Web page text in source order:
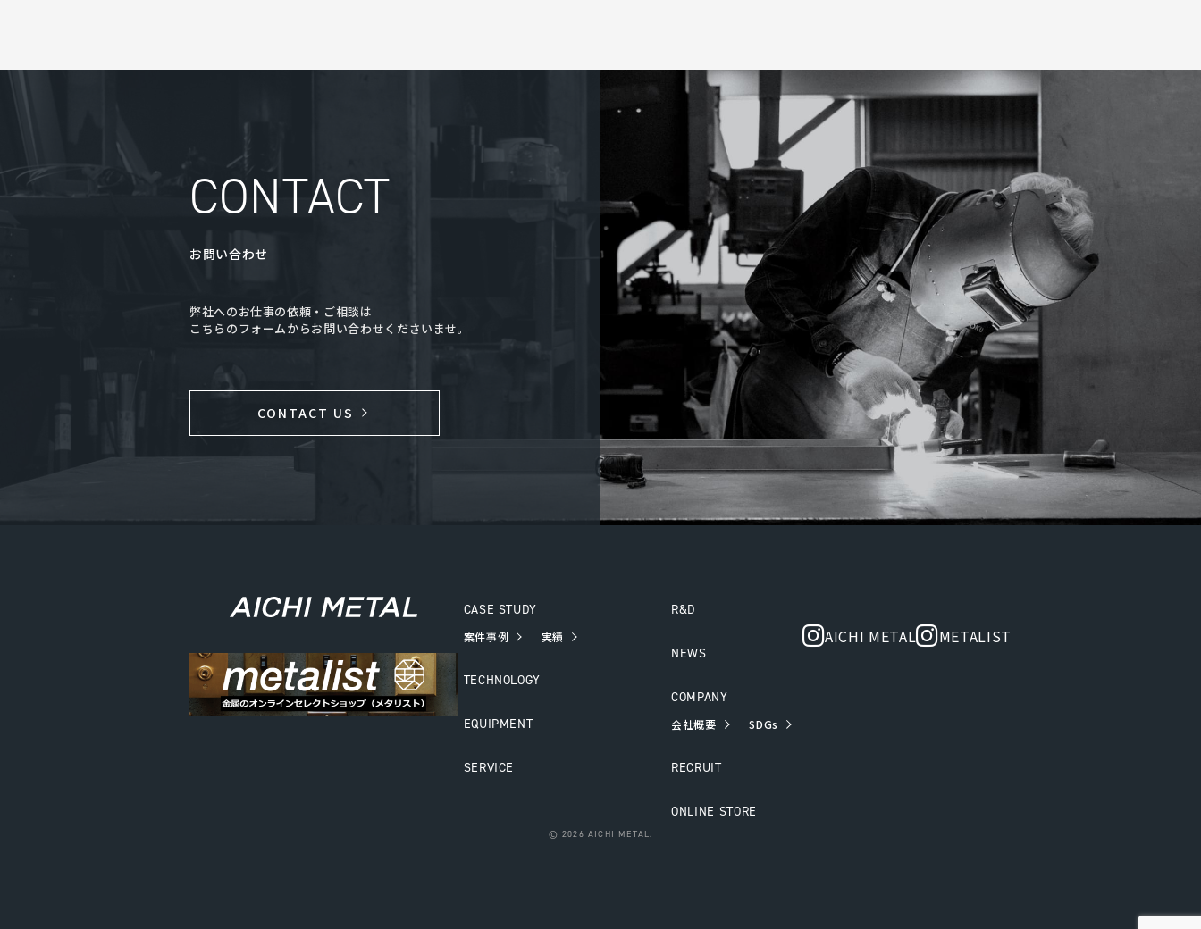
CONTACT
お問い合わせ
弊社へのお仕事の依頼・ご相談は
こちらのフォームからお問い合わせくださいませ。
CONTACT US
CASE STUDY
案件事例 実績
TECHNOLOGY
EQUIPMENT
SERVICE
R&D
NEWS
COMPANY
会社概要 SDGs
RECRUIT
ONLINE STORE
AICHI METAL METALIST
© 2026 AICHI METAL.